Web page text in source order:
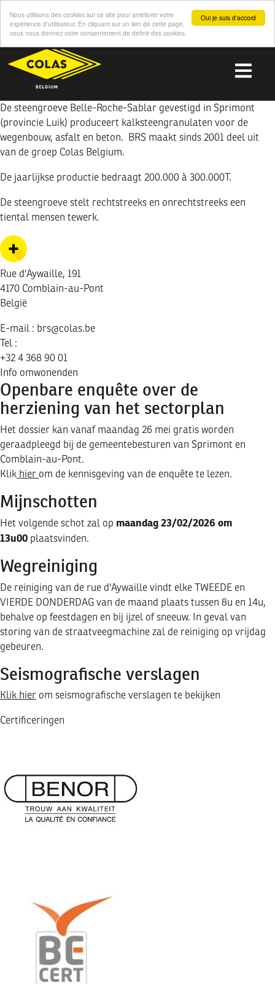
Oui je suis d'accord
Nous utilisons des cookies sur ce site pour améliorer votre
expérience d'utilisateur. En cliquant sur un lien de cette page,
vous nous donnez votre consentement de définir des cookies.
Overslaan
en
inhoud
gaan
De steengroeve Belle-Roche-Sablar gevestigd in Sprimont
(provincie Luik) produceert kalksteengranulaten voor de
wegenbouw, asfalt en beton. BRS maakt sinds 2001 deel uit
van de groep Colas Belgium.
De jaarlijkse productie bedraagt 200.000 à 300.000T.
De steengroeve stelt rechtstreeks en onrechtstreeks een
tiental mensen tewerk.
Rue d'Aywaille, 191
4170 Comblain-au-Pont
België
E-mail : brs@colas.be
Tel :
+32 4 368 90 01
Info omwonenden
Openbare enquête over de
herziening van het sectorplan
Het dossier kan vanaf maandag 26 mei gratis worden
geraadpleegd bij de gemeentebesturen van Sprimont en
Comblain-au-Pont.
Klik hier om de kennisgeving van de enquête te lezen.
Mijnschotten
Het volgende schot zal op maandag 23/02/2026 om
13u00 plaatsvinden.
Wegreiniging
De reiniging van de rue d'Aywaille vindt elke TWEEDE en
VIERDE DONDERDAG van de maand plaats tussen 8u en 14u,
behalve op feestdagen en bij ijzel of sneeuw. In geval van
storing van de straatveegmachine zal de reiniging op vrijdag
gebeuren.
Seismografische verslagen
Klik hier om seismografische verslagen te bekijken
Certificeringen